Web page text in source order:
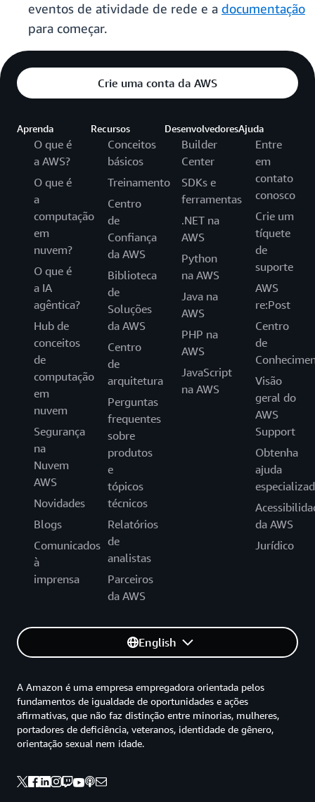
eventos de atividade de rede e a documentação
para começar.
Crie uma conta da AWS
Aprenda
O que é
a AWS?
O que é
a
computação
em
nuvem?
O que é
a IA
agêntica?
Hub de
conceitos
de
computação
em
nuvem
Segurança
na
Nuvem
AWS
Novidades
Blogs
Comunicados
à
imprensa
Recursos
Conceitos
básicos
Treinamento
Centro
de
Confiança
da AWS
Biblioteca
de
Soluções
da AWS
Centro
de
arquitetura
Perguntas
frequentes
sobre
produtos
e
tópicos
técnicos
Relatórios
de
analistas
Parceiros
da AWS
Desenvolvedores
Builder
Center
SDKs e
ferramentas
.NET na
AWS
Python
na AWS
Java na
AWS
PHP na
AWS
JavaScript
na AWS
Ajuda
Entre
em
contato
conosco
Crie um
tíquete
de
suporte
AWS
re:Post
Centro
de
Visão
geral do
AWS
Support
Obtenha
ajuda
da AWS
Jurídico
English
A Amazon é uma empresa empregadora orientada pelos
fundamentos de igualdade de oportunidades e ações
afirmativas, que não faz distinção entre minorias, mulheres,
portadores de deficiência, veteranos, identidade de gênero,
orientação sexual nem idade.